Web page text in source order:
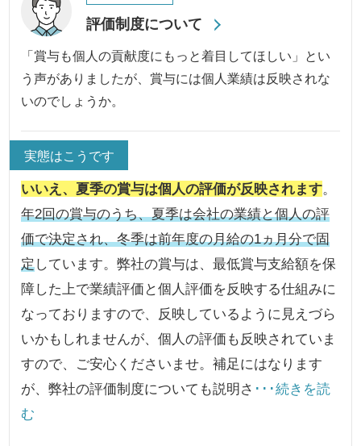
評価制度について
「賞与も個人の貢献度にもっと着目してほしい」とい
う声がありましたが、賞与には個人業績は反映されな
いのでしょうか。
実態はこうです
いいえ、夏季の賞与は個人の評価が反映されます。
年2回の賞与のうち、夏季は会社の業績と個人の評
価で決定され、冬季は前年度の月給の1ヵ月分で固
定しています。弊社の賞与は、最低賞与支給額を保
障した上で業績評価と個人評価を反映する仕組みに
なっておりますので、反映しているように見えづら
いかもしれませんが、個人の評価も反映されていま
すので、ご安心くださいませ。補足にはなります
が、弊社の評価制度についても説明さ ･･･続きを読
む